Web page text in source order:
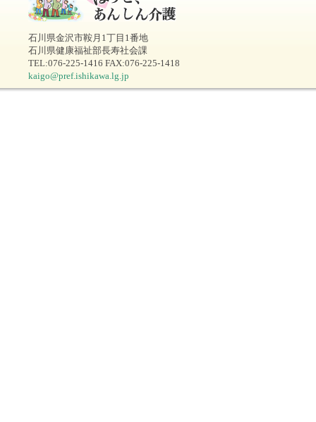
石川県金沢市鞍月1丁目1番地
石川県健康福祉部長寿社会課
TEL:076-225-1416 FAX:076-225-1418
kaigo@pref.ishikawa.lg.jp